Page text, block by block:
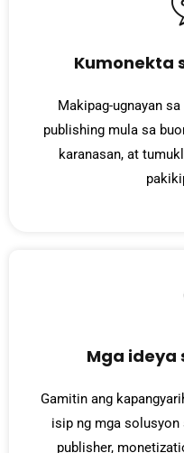
Kumonekta
Makipag-ugnayan
publishing mula sa
karanasan, at
Mga ideya
Gamitin ang
isip ng mga solusyon
publisher,